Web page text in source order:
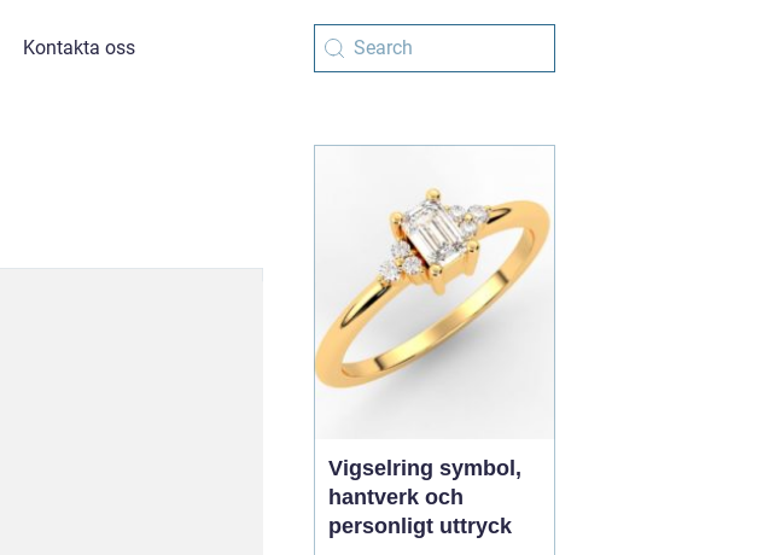
Kontakta oss
Vigselring symbol,
hantverk och
personligt uttryck